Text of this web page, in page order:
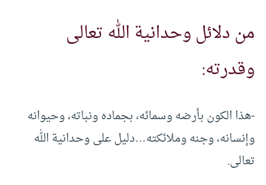
من دلائل وحدانية الله تعالى
وقدرته:
-هذا الكون بأرضه وسمائه، بجماده ونباته، وحيوانه
وإنسانه، وجنه وملائكته…دليل على وحدانية الله
تعالى.